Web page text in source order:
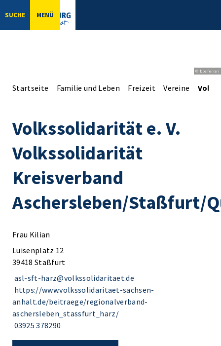
SUCHE MENÜ
© bbsferrari
Startseite Familie und Leben Freizeit Vereine
Volkssolidarität e. V.
Volkssolidarität
Kreisverband
Aschersleben/Staßfurt/
Frau Kilian
Luisenplatz 12
39418 Staßfurt
asl-sft-harz@volkssolidaritaet.de
https://www.volkssolidaritaet-sachsen-
anhalt.de/beitraege/regionalverband-
aschersleben_stassfurt_harz/
03925 378290